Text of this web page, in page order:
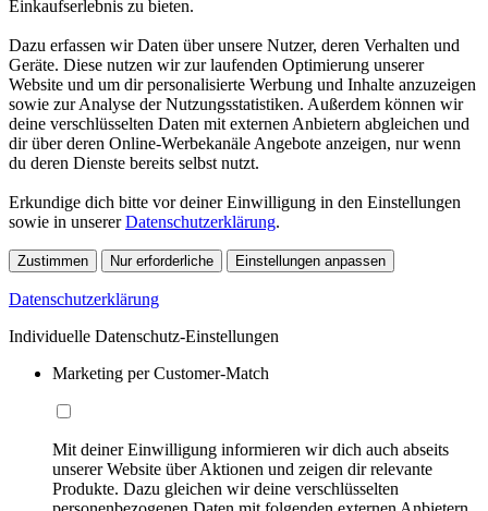
Einkaufserlebnis zu bieten.
Dazu erfassen wir Daten über unsere Nutzer, deren Verhalten und
Geräte. Diese nutzen wir zur laufenden Optimierung unserer
Website und um dir personalisierte Werbung und Inhalte anzuzeigen
sowie zur Analyse der Nutzungsstatistiken. Außerdem können wir
deine verschlüsselten Daten mit externen Anbietern abgleichen und
dir über deren Online-Werbekanäle Angebote anzeigen, nur wenn
du deren Dienste bereits selbst nutzt.
Erkundige dich bitte vor deiner Einwilligung in den Einstellungen
sowie in unsererDatenschutzerklärung.
Zustimmen Nur erforderliche Einstellungen anpassen
Datenschutzerklärung
Individuelle Datenschutz-Einstellungen
Marketing per Customer-Match
Mit deiner Einwilligung informieren wir dich auch abseits
unserer Website über Aktionen und zeigen dir relevante
Produkte. Dazu gleichen wir deine verschlüsselten